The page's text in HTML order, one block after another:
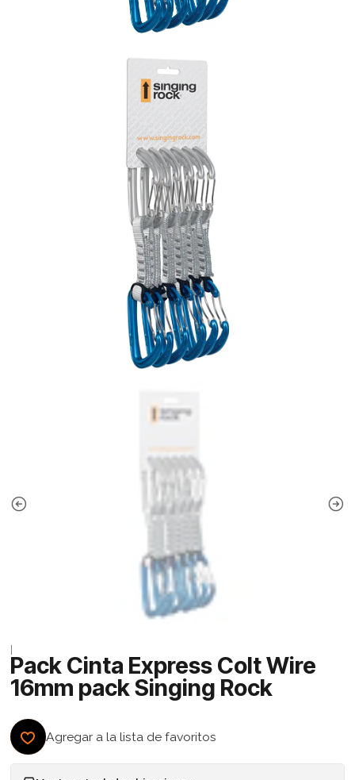
Pack Cinta Express Colt Wire
16mm pack Singing Rock
Agregar a la lista de favoritos